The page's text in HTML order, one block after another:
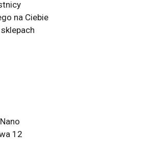
na Ciebie
12